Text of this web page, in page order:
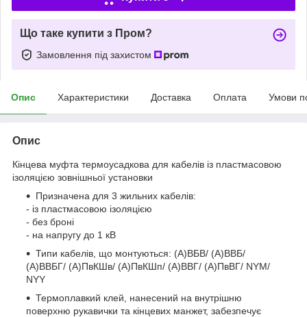
Що таке купити з Пром?
Замовлення під захистом
Опис Характеристики Доставка Оплата Умови
Опис
Кінцева муфта термоусадкова для кабелів із пластмасовою
ізоляцією зовнішньої установки
Призначена для 3 жильних кабелів:
- із пластмасовою ізоляцією
- без броні
- на напругу до 1 кВ
Типи кабелів, що монтуються: (А)ВБВ/ (А)ВВБ/
(А)ВВБГ/ (А)ПвКШв/ (А)ПвКШп/ (А)ВВГ/ (А)ПвВГ/ NYM/
NYY
Термоплавкий клей, нанесений на внутрішню
поверхню рукавички та кінцевих манжет, забезпечує